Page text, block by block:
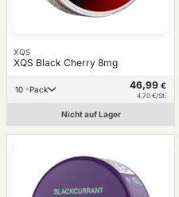
XQS
XQS Black Cherry 8mg
10 -Pack 46,99 €
4,70 €/St.
Nicht auf Lager